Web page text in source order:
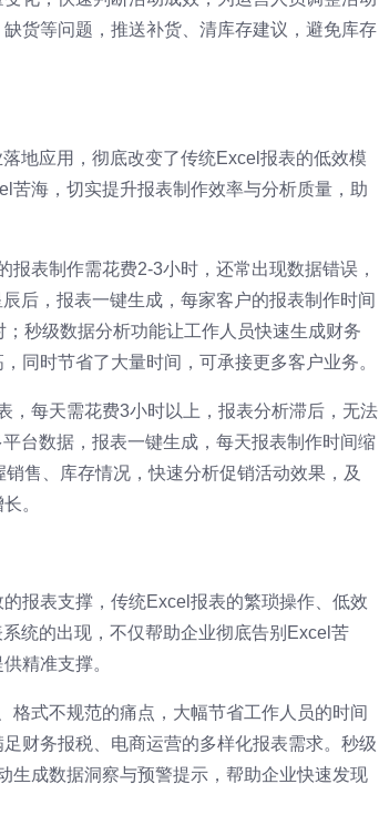
货等问题，推送补货、清库存建议，避免库存
地应用，彻底改变了传统Excel报表的低效模
苦海，切实提升报表制作效率与分析质量，助
表制作需花费2-3小时，还常出现数据错误，
后，报表一键生成，每家客户的报表制作时间
秒级数据分析功能让工作人员快速生成财务
同时节省了大量时间，可承接更多客户业务。
，每天需花费3小时以上，报表分析滞后，无法
台数据，报表一键生成，每天报表制作时间缩
售、库存情况，快速分析促销活动效果，及
。
报表支撑，传统Excel报表的繁琐操作、低效
统的出现，不仅帮助企业彻底告别Excel苦
精准支撑。
格式不规范的痛点，大幅节省工作人员的时间
财务报税、电商运营的多样化报表需求。秒级
生成数据洞察与预警提示，帮助企业快速发现